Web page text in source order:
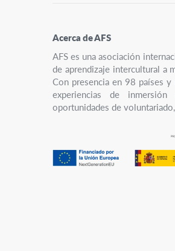
Acerca de AFS
AFS es una asociación
de aprendizaje intercultural a
Con presencia en 98 países
experiencias de
oportunidades de